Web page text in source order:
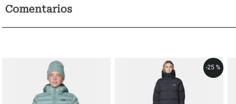
Comentarios
-25 %